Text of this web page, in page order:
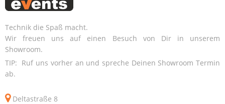
Technik die Spaß macht.
Wir freuen uns auf einen Besuch von Dir in unserem
Showroom.
TIP: Ruf uns vorher an und spreche Deinen Showroom Termin
ab.
Deltastraße 8